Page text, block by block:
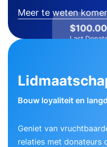
Meer te weten
Bouw loyaliteit en
Geniet van
relaties met donateurs